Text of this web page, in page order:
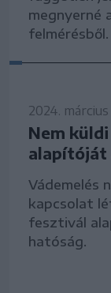
megnyerné
felmérésből.
2024.
Nem
alapítóját
Vádemelés
kapcsolat
fesztivál
hatóság.